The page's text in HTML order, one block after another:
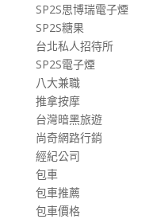
SP2S思博瑞電子煙
SP2S糖果
台北私人招待所
SP2S電子煙
八大兼職
推拿按摩
台灣暗黑旅遊
尚奇網路行銷
經紀公司
包車
包車推薦
包車價格